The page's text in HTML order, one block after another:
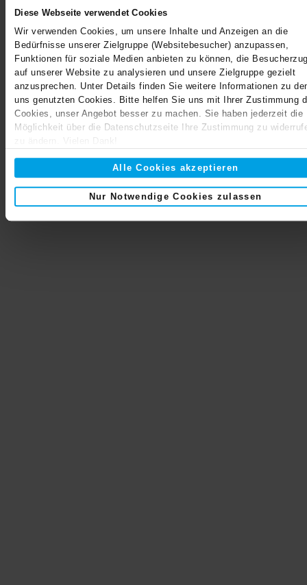
Diese Webseite verwendet Cookies
Wir verwenden Cookies, um unsere Inhalte und Anzeigen an die
Bedürfnisse unserer Zielgruppe (Websitebesucher) anzupassen,
Funktionen für soziale Medien anbieten zu können, die
auf unserer Website zu analysieren und unsere Zielgruppe gezielt
anzusprechen. Unter Details finden Sie weitere Informationen zu
uns genutzten Cookies. Bitte helfen Sie uns mit Ihrer Zustimmung
Cookies, unser Angebot besser zu machen. Sie haben jederzeit die
Möglichkeit über die Datenschutzseite Ihre Zustimmung zu
Alle Cookies akzeptieren
Nur Notwendige Cookies zulassen
Darauf folgt das passgenaue Einsetzen der nächsten
Betonplatten bis zur Oberkante des Pfostens. Achten Sie
darauf, dass die Platten genau in der Waage montiert
Zwischenpfostens.